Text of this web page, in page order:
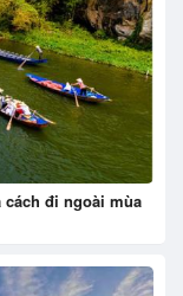
đi ngoài mùa